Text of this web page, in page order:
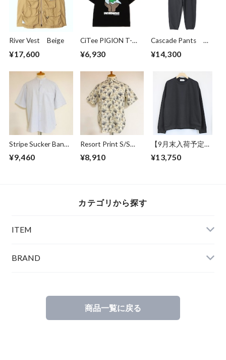
River Vest Beige
¥17,600
CiTee PIGION T-
¥6,930
Cascade Pants
¥14,300
Stripe Sucker Band
White
¥9,460
Resort Print S/S
¥8,910
【9月末入荷予定】
Sewn Black
¥13,750
カテゴリから探す
ITEM
BRAND
商品一覧に戻る